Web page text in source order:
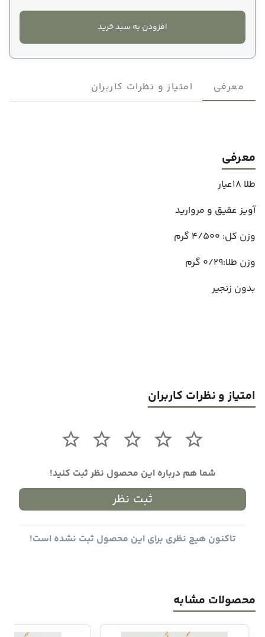
افزودن به سبد خرید
معرفی امتیاز و نظرات کاربران
معرفی
طلا 18عیار
آویز عقیق و مروارید
وزن کل: 4/500 گرم
وزن طلا:0/29 گرم
بدون زنجیر
امتیاز و نظرات کاربران
شما هم درباره این محصول نظر ثبت کنید!
ثبت نظر
تاکنون هیچ نظری برای این محصول ثبت نشده است!
محصولات مشابه